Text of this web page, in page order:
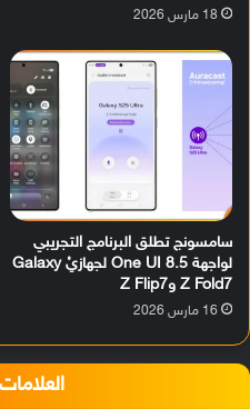
18 مارس 2026
سامسونج تطلق البرنامج التجريبي
لواجهة One UI 8.5 لجهازيْ Galaxy
Z Fold7 وZ Flip7
16 مارس 2026